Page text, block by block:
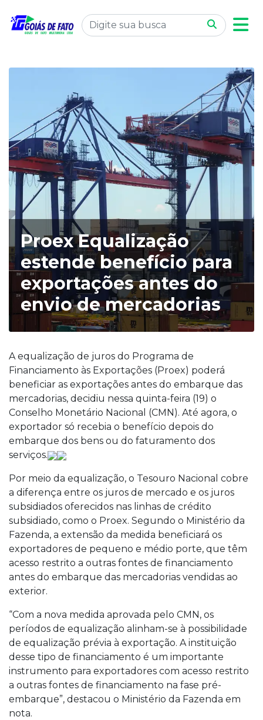
Proex Equalização
estende benefício para
exportações antes do
envio de mercadorias
A equalização de juros do Programa de
Financiamento às Exportações (Proex) poderá
beneficiar as exportações antes do embarque das
mercadorias, decidiu nessa quinta-feira (19) o
Conselho Monetário Nacional (CMN). Até agora, o
exportador só recebia o benefício depois do
embarque dos bens ou do faturamento dos
serviços.
Por meio da equalização, o Tesouro Nacional cobre
a diferença entre os juros de mercado e os juros
subsidiados oferecidos nas linhas de crédito
subsidiado, como o Proex. Segundo o Ministério da
Fazenda, a extensão da medida beneficiará os
exportadores de pequeno e médio porte, que têm
acesso restrito a outras fontes de financiamento
antes do embarque das mercadorias vendidas ao
exterior.
“Com a nova medida aprovada pelo CMN, os
períodos de equalização alinham-se à possibilidade
de equalização prévia à exportação. A instituição
desse tipo de financiamento é um importante
instrumento para exportadores com acesso restrito
a outras fontes de financiamento na fase pré-
embarque”, destacou o Ministério da Fazenda em
nota.